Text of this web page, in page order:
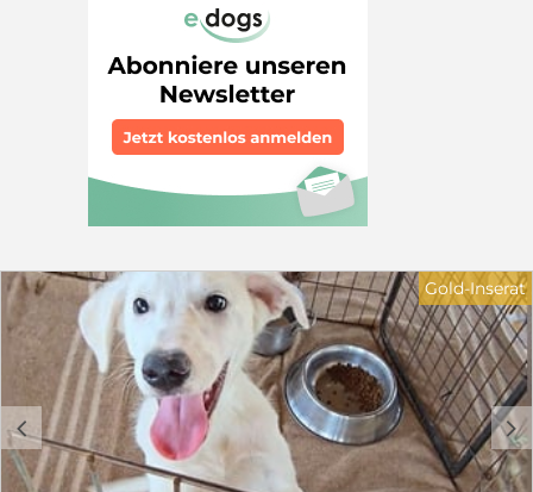
Elterntiere ansehen. Unsere Hündin Amber kommt aus
dem in der Foxred-Labrador-Zucht wohl bekanntesten
europäischen Zuchtstätte "Od Himalájského cedru", die
ihre Zucht aus den populärsten 3 US-Linien aufgebaut
hat. Der Vater "tjotte's classic shade of yellow" genannt
"SACCO" stammt aus Schweden und bringt das
begehrte Rubywood-Blut mit. Beide Elterntiere sind
absolut gutmütige Familienhunde und "Hingucker";
stolze Vertreter ihrer Rasse. Die Welpen sind Anfang
Juni Geboren und werden Ende August abgegeben. Wir
oder Besuchen auch am WE kommen. Weitere Info:
0174 1893848
c d
Gold-Inserat